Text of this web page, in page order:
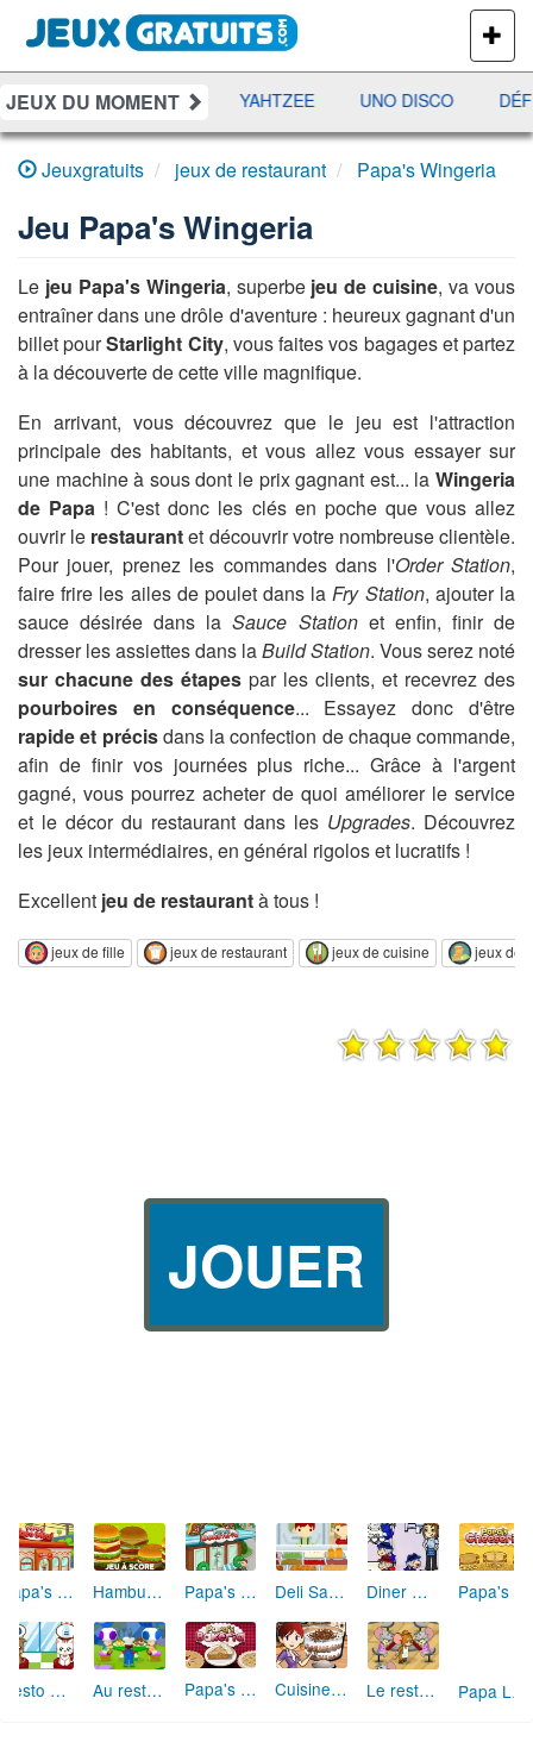
PLUS
DE
JEUX
JEUX DU MOMENT
RAMI JETX YAHTZEE UNO DISCO
Jeuxgratuits jeux de restaurant Papa's Wingeria
Jeu Papa's Wingeria
Le jeu Papa's Wingeria, superbe jeu de cuisine, va vous
entraîner dans une drôle d'aventure : heureux gagnant d'un
billet pourStarlight City, vous faites vos bagages et partez
à la découverte de cette ville magnifique.
En arrivant, vous découvrez que le jeu est l'attraction
principale des habitants, et vous allez vous essayer sur
une machine à sous dont le prix gagnant est... la Wingeria
de Papa ! C'est donc les clés en poche que vous allez
ouvrir le restaurantet découvrir votre nombreuse clientèle.
Pour jouer, prenez les commandes dans l'Order Station,
faire frire les ailes de poulet dans laFry Station, ajouter la
sauce désirée dans laSauce Stationet enfin, finir de
dresser les assiettes dans laBuild Station. Vous serez noté
sur chacune des étapes par les clients, et recevrez des
pourboires en conséquence... Essayez donc d'être
rapide et précisdans la confection de chaque commande,
afin de finir vos journées plus riche... Grâce à l'argent
gagné, vous pourrez acheter de quoi améliorer le service
et le décor du restaurant dans les Upgrades. Découvrez
les jeux intermédiaires, en général rigolos et lucratifs !
Excellent jeu de restaurantà tous !
jeux de fille jeux de restaurant jeux de cuisine jeux de
JOUER
Papa's Taco Mia Hamburger Papa's Donuteria Deli Sandwich Diner Dash
Resto des Animaux Au restaurant de Mario Papa's Bakeria Cuisine de Sara Trifles Le restaurant de Jerry